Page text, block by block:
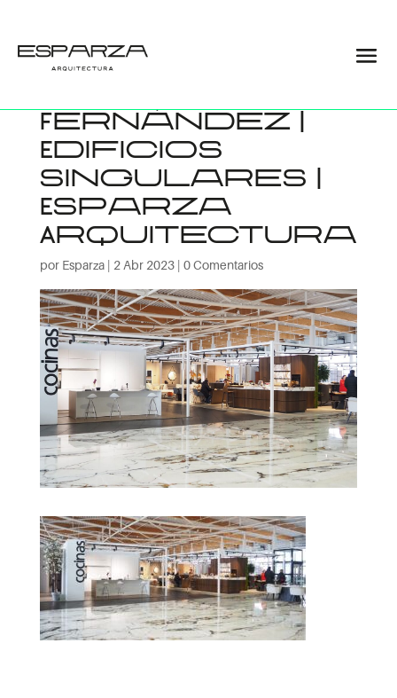
Exposición
Fernández |
Edificios
singulares |
Esparza
Arquitectura
por Esparza| 2 Abr 2023| 0 Comentarios